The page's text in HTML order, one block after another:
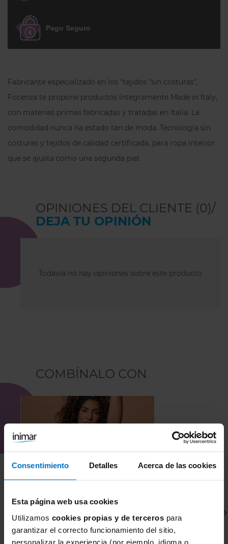
Consentimiento Detalles Acerca de las cookies
Esta página web usa cookies
Utilizamos cookies propias y de terceros para
garantizar el correcto funcionamiento del sitio,
personalizar la experiencia (por ejemplo, idioma o
Pago Seguro
Fabricante especializado en los "tejidos "sin costuras",
Focenza te propone productos íntegramente Made in Italy,
con materias primas fabricadas y tratadas en Italia. La
comodidad nunca ha estado tan de moda. Tecnología sin
costuras y tejidos de calidad certificada, para ropa interior
que se ajusta como una segunda piel.
OPINIONES DEL CLIENTE (0)/
DEJA TU OPINIÓN
Todavía no hay opiniones sobre este producto
COMBÍNALO CON